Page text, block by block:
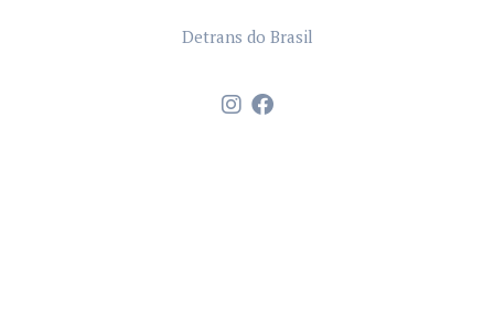
Detrans do Brasil